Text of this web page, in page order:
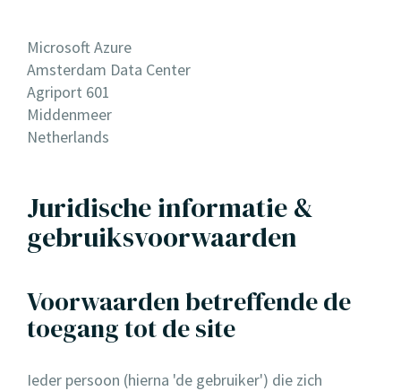
Microsoft Azure
Amsterdam Data Center
Agriport 601
Middenmeer
Netherlands
Juridische informatie &
gebruiksvoorwaarden
Voorwaarden betreffende de
toegang tot de site
Ieder persoon (hierna 'de gebruiker') die zich